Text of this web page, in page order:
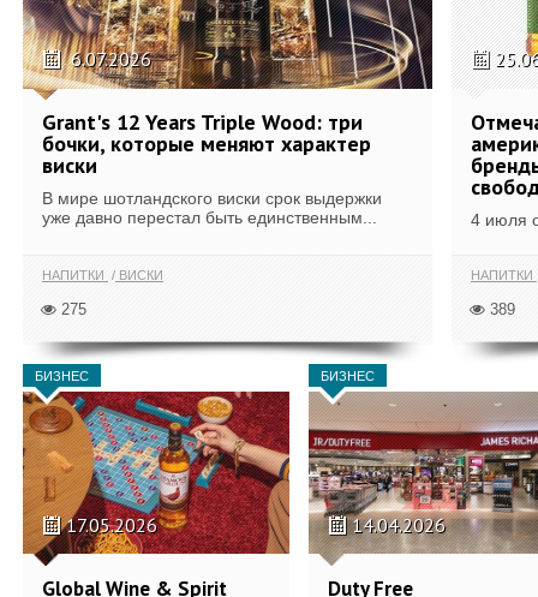
6.07.2026
Grant's 12 Years Triple Wood: три
бочки, которые меняют характер
виски
В мире шотландского виски срок выдержки
уже давно перестал быть единственным...
НАПИТКИ ВИСКИ
275
4 июля
НАПИТКИ
389
БИЗНЕС
17.05.2026
Global Wine & Spirit
БИЗНЕС
14.04.2026
Duty Free